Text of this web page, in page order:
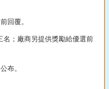
回覆。
名；廠商另提供獎勵給優選前
布。